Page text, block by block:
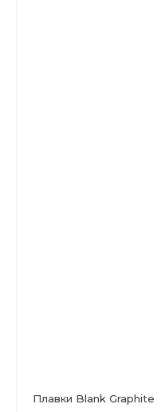
Плавки Blank Graphite